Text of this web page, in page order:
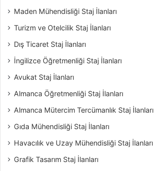
Maden Mühendisliği Staj İlanları
Turizm ve Otelcilik Staj İlanları
Dış Ticaret Staj İlanları
İngilizce Öğretmenliği Staj İlanları
Avukat Staj İlanları
Almanca Öğretmenliği Staj İlanları
Almanca Mütercim Tercümanlık Staj İlanları
Gıda Mühendisliği Staj İlanları
Havacılık ve Uzay Mühendisliği Staj İlanları
Grafik Tasarım Staj İlanları